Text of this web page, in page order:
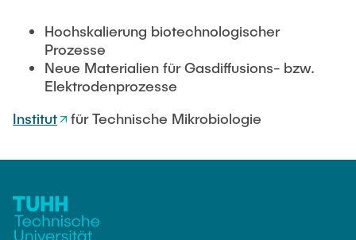
Best Practices Lehre
Hochschuldidaktik - ZLL
LearnING Center
Lehre im europäischen Verbund (ECIU)
„Biobasierte Prozesse und
Reaktortechnologien“
Forschung und Institute
Studienbereich FIT
Hochskalierung biotechnologischer
Prozesse
Neue Materialien für Gasdiffusions- bzw.
Elektrodenprozesse
Institut
für Technische Mikrobiologie